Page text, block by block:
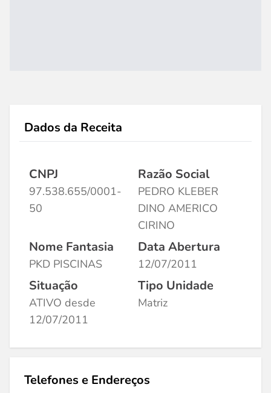
Dados da Receita
CNPJ
97.538.655/0001-
50
Razão Social
PEDRO KLEBER
DINO AMERICO
CIRINO
Nome Fantasia
PKD PISCINAS
Data Abertura
12/07/2011
Situação
ATIVO desde
12/07/2011
Tipo Unidade
Matriz
Telefones e Endereços